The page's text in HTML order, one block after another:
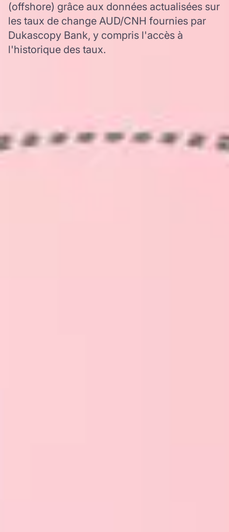
(offshore) grâce aux données actualisées sur
les taux de change AUD/CNH fournies par
Dukascopy Bank, y compris l'accès à
l'historique des taux.